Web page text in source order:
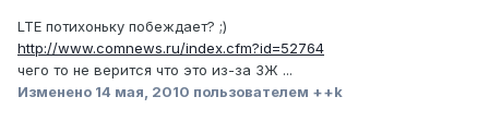
LTE потихоньку побеждает? ;)
http://www.comnews.ru/index.cfm?id=52764
чего то не верится что это из-за 3Ж ...
Изменено 14 мая, 2010 пользователем ++k